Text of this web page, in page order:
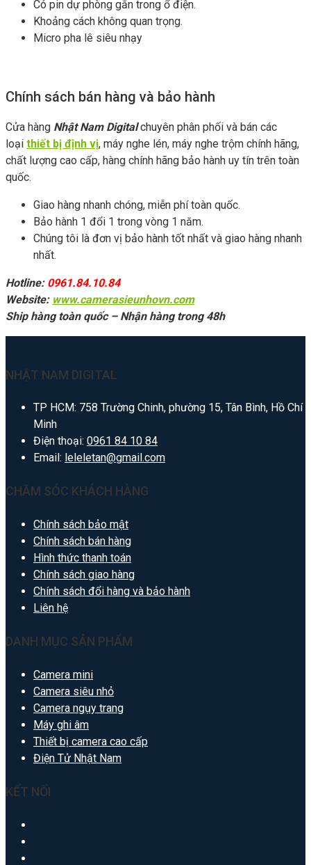
Có pin dự phòng gắn trong ổ điện.
Khoảng cách không quan trọng.
Micro pha lê siêu nhạy
Chính sách bán hàng và bảo hành
Cửa hàng Nhật Nam Digital chuyên phân phối và bán các
loại thiết bị định vị, máy nghe lén, máy nghe trộm chính hãng,
chất lượng cao cấp, hàng chính hãng bảo hành uy tín trên toàn
quốc.
Giao hàng nhanh chóng, miễn phí toàn quốc.
Bảo hành 1 đổi 1 trong vòng 1 năm.
Chúng tôi là đơn vị bảo hành tốt nhất và giao hàng nhanh
nhất.
Hotline: 0961.84.10.84
Website: www.camerasieunhovn.com
Ship hàng toàn quốc – Nhận hàng trong 48h
NHẬT NAM DIGITAL
TP HCM: 758 Trường Chinh, phường 15, Tân Bình, Hồ Chí
Minh
Điện thoại: 0961 84 10 84
Email: leleletan@gmail.com
CHĂM SÓC KHÁCH HÀNG
Chính sách bảo mật
Chính sách bán hàng
Hình thức thanh toán
Chính sách giao hàng
Chính sách đổi hàng và bảo hành
Liên hệ
DANH MỤC SẢN PHẨM
Camera mini
Camera siêu nhỏ
Camera ngụy trang
Máy ghi âm
Thiết bị camera cao cấp
Điện Tử Nhật Nam
KẾT NỐI